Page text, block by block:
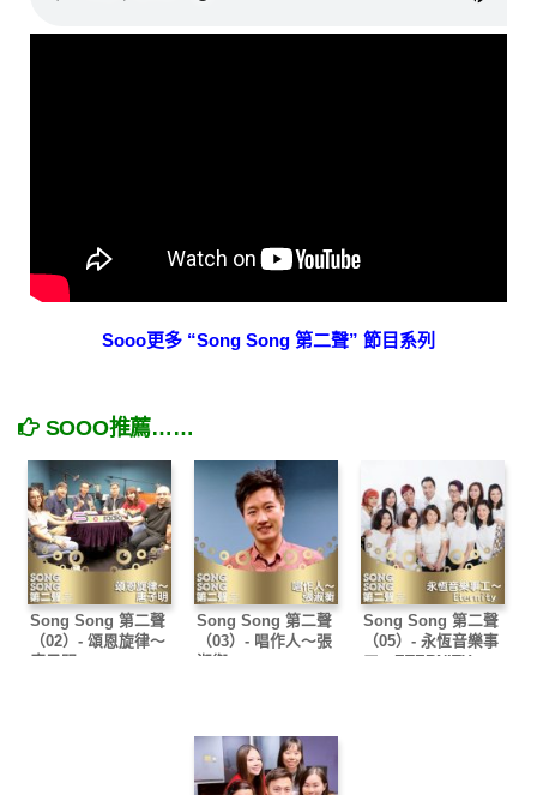
Sooo更多 “Song Song 第二聲” 節目系列
SOOO推薦……
Song Song 第二聲
（02）- 頌恩旋律～
唐子明
Song Song 第二聲
（03）- 唱作人～張
淑衡
Song Song 第二聲
（05）- 永恆音樂事
工～ETERNITY